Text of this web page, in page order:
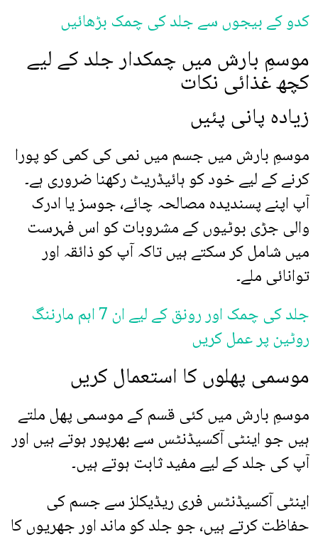
کدو کے بیجوں سے جلد کی چمک بڑھائیں
موسمِ بارش میں چمکدار جلد کے لیے
کچھ غذائی نکات
زیادہ پانی پئیں
موسمِ بارش میں جسم میں نمی کی کمی کو پورا
کرنے کے لیے خود کو ہائیڈریٹ رکھنا ضروری ہے۔
آپ اپنے پسندیدہ مصالحہ چائے، جوسز یا ادرک
والی جڑی بوٹیوں کے مشروبات کو اس فہرست
میں شامل کر سکتے ہیں تاکہ آپ کو ذائقہ اور
توانائی ملے۔
جلد کی چمک اور رونق کے لیے ان 7 اہم مارننگ
روٹین پر عمل کریں
موسمی پھلوں کا استعمال کریں
موسمِ بارش میں کئی قسم کے موسمی پھل ملتے
ہیں جو اینٹی آکسیڈنٹس سے بھرپور ہوتے ہیں اور
آپ کی جلد کے لیے مفید ثابت ہوتے ہیں۔
اینٹی آکسیڈنٹس فری ریڈیکلز سے جسم کی
حفاظت کرتے ہیں، جو جلد کو ماند اور جھریوں کا